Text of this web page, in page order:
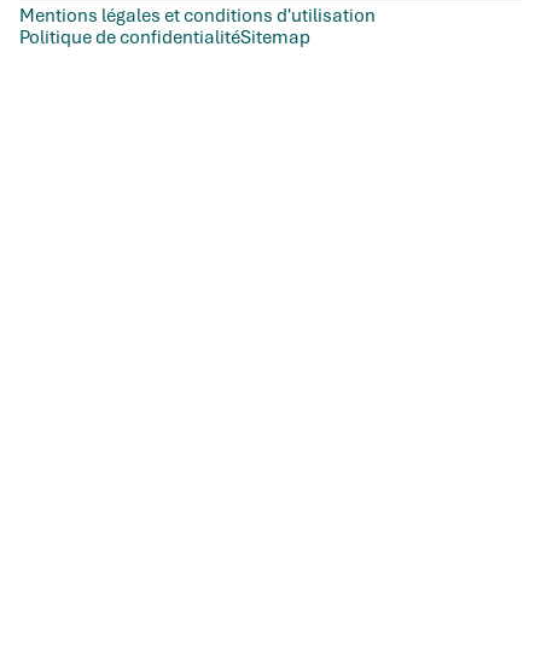
Mentions légales et conditions d'utilisation
Politique de confidentialitéSitemap